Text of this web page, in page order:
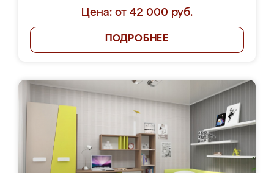
Цена: от 42 000 руб.
ПОДРОБНЕЕ